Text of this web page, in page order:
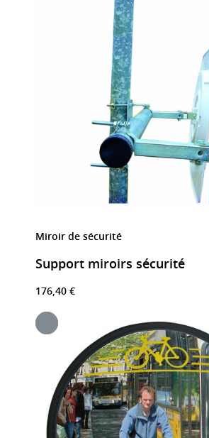
Miroir de sécurité
Support miroirs sécurité
176,40 €